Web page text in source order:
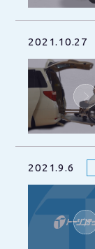
2021.10.27
2021.9.6